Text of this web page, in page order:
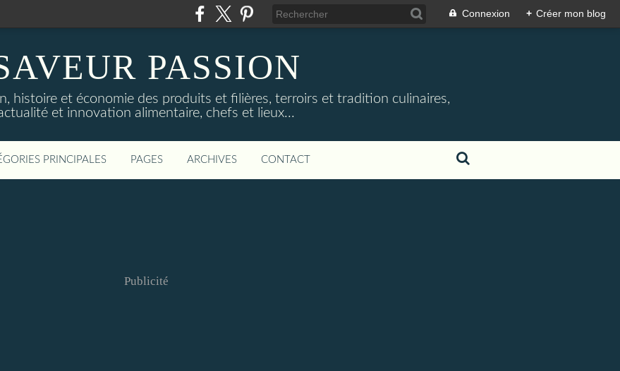
Connexion + Créer mon blog
PASSION
histoire et économie des produits et filières, terroirs et tradition culinaires,
et innovation alimentaire, chefs et lieux...
PRINCIPALES PAGES ARCHIVES CONTACT
Publicité